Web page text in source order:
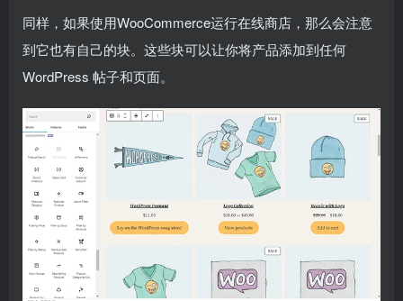
同样，如果使用WooCommerce运行在线商店，那么会注意
到它也有自己的块。这些块可以让你将产品添加到任何
WordPress 帖子和页面。